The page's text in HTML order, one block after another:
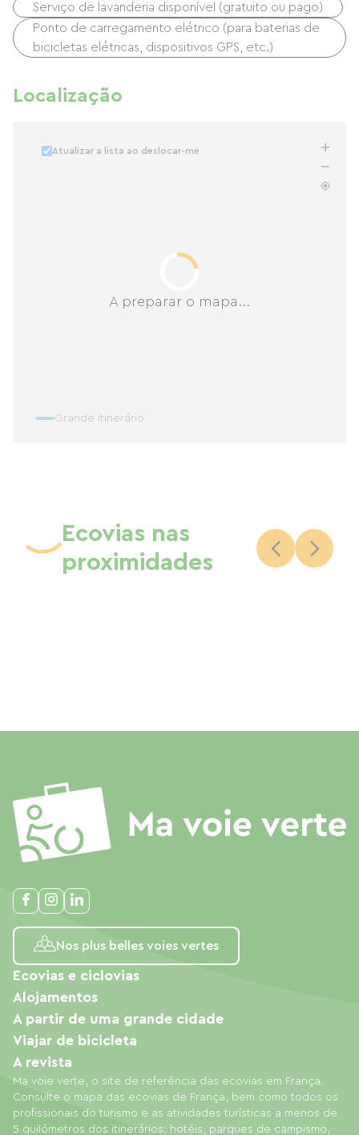
Serviço de lavanderia disponível (gratuito ou pago)
Ponto de carregamento elétrico (para baterias de
bicicletas elétricas, dispositivos GPS, etc.)
Localização
A preparar o mapa...
Atualizar a lista ao deslocar-me
Grande itinerário
Ecovias nas
proximidades
Nos plus belles voies vertes
Ma voie verte, o site de referência das ecovias em França.
Consulte o mapa das ecovias de França, bem como todos os
profissionais do turismo e as atividades turísticas a menos de
5 quilómetros dos itinerários: hotéis, parques de campismo,
Ecovias e ciclovias
Alojamentos
A partir de uma grande cidade
Viajar de bicicleta
A revista